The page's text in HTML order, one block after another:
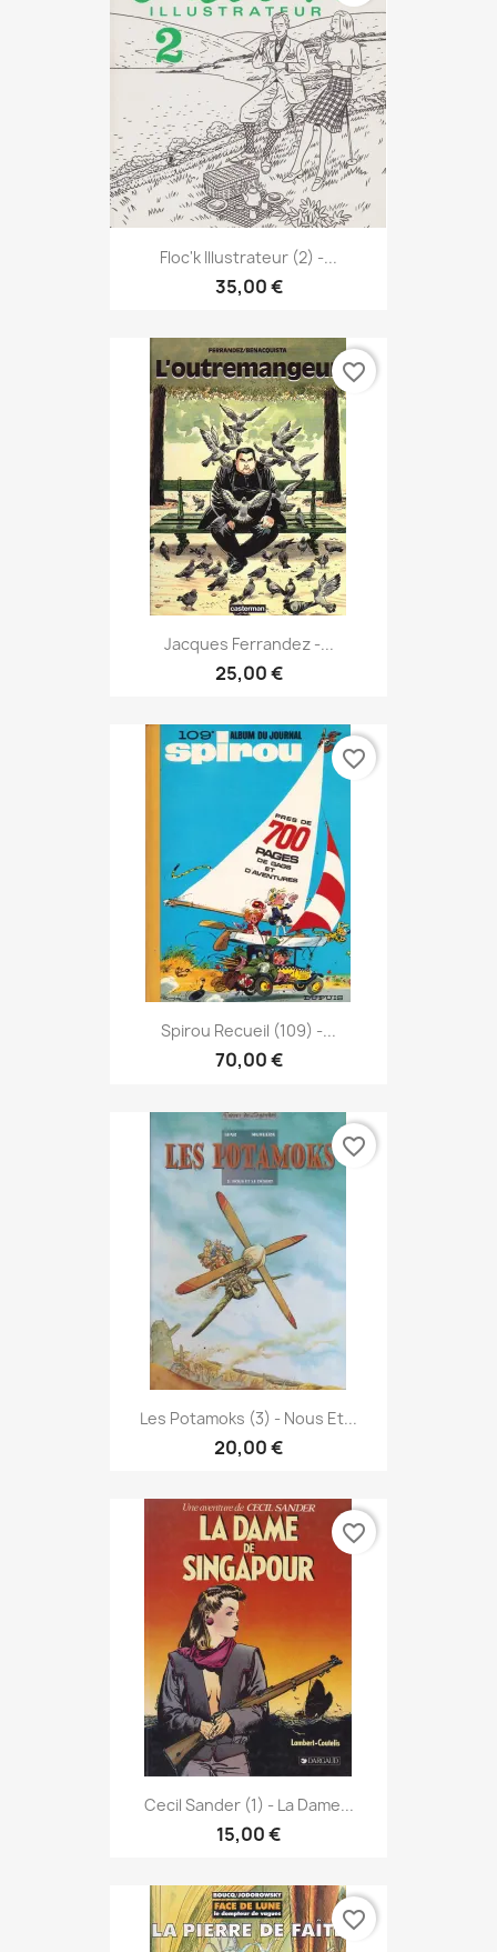
Floc'k Illustrateur (2) -...
35,00 €
Jacques Ferrandez -...
25,00 €
favorite_border
Spirou Recueil (109) -...
70,00 €
favorite_border
Les Potamoks (3) - Nous Et...
20,00 €
favorite_border
Cecil Sander (1) - La Dame...
15,00 €
favorite_border
favorite_border